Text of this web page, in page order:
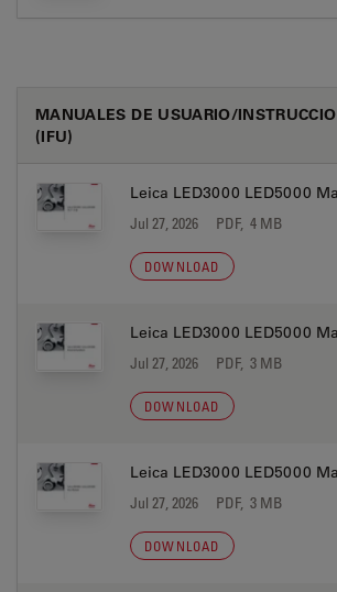
MANUALES DE USUARIO/
(IFU)
Leica LED3000 LED5000
Jul 27, 2026 PDF, 4 MB
DOWNLOAD
Leica LED3000 LED5000
Jul 27, 2026 PDF, 3 MB
DOWNLOAD
Leica LED3000 LED5000
Jul 27, 2026 PDF, 3 MB
DOWNLOAD